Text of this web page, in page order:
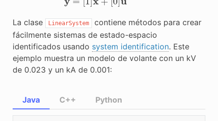
La clase LinearSystem
contiene métodos para crear
fácilmente sistemas de estado-espacio
identificados usando system identification. Este
ejemplo muestra un modelo de volante con un kV
de 0.023 y un kA de 0.001:
Java C++ Python